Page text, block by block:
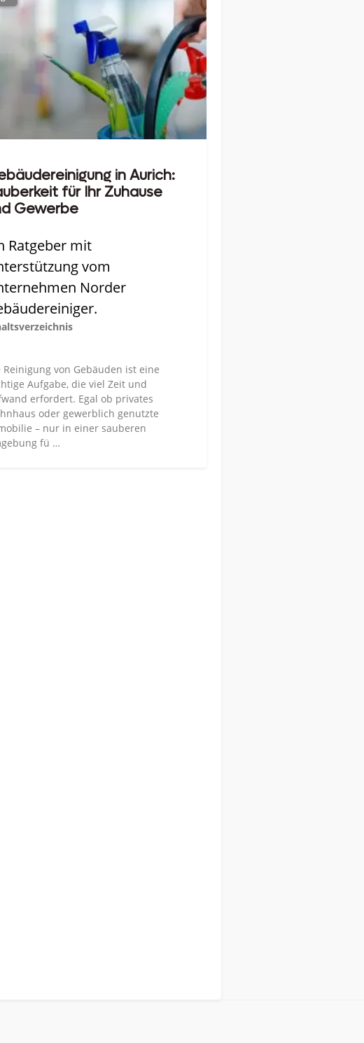
in Aurich:
für Ihr Zuhause
Gewerbe
Ratgeber mit
vom
Norder
Reinigung von Gebäuden ist eine
Aufgabe, die viel Zeit und
erfordert. Egal ob privates
oder gewerblich genutzte
– nur in einer sauberen
fü …